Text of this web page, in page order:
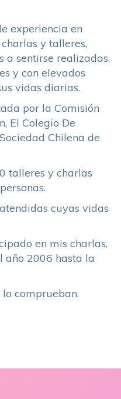
experiencia en
y talleres,
a sentirse realizadas,
y con elevados
vidas diarias.
por la Comisión
El Colegio De
Chilena de
talleres y charlas
cuyas vidas
en mis charlas,
año 2006 hasta la
lo comprueban.